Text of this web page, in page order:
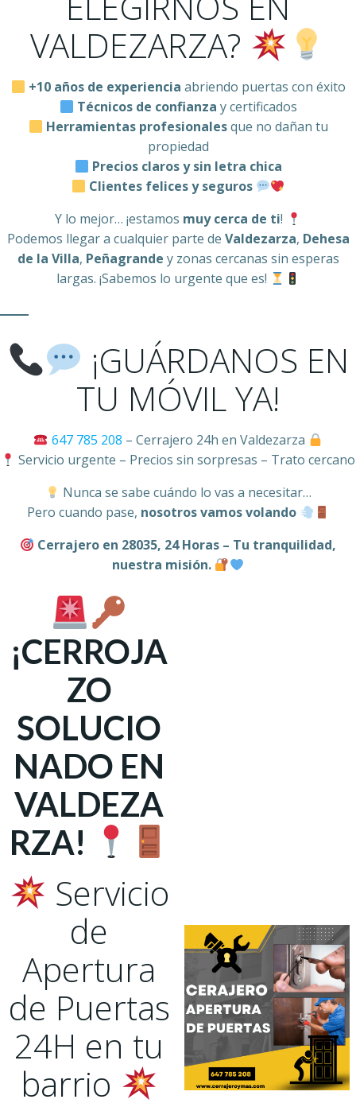
VALDEZARZA?
+10 años de experiencia abriendo puertas con éxito
Técnicos de confianza y certificados
Herramientas profesionalesque no dañan tu
propiedad
Precios claros y sin letra chica
Clientes felices y seguros
Y lo mejor… ¡estamos muy cerca de ti!
Podemos llegar a cualquier parte de Valdezarza, Dehesa
de la Villa, Peñagrande y zonas cercanas sin esperas
largas. ¡Sabemos lo urgente que es!
¡GUÁRDANOS EN
TU MÓVIL YA!
647 785 208 – Cerrajero 24h en Valdezarza
Servicio urgente – Precios sin sorpresas – Trato cercano
Nunca se sabe cuándo lo vas a necesitar…
Pero cuando pase, nosotros vamos volando
Cerrajero en 28035, 24 Horas – Tu tranquilidad,
nuestra misión.
¡CERROJA
ZO
SOLUCIO
NADO EN
VALDEZA
RZA!
Servicio
de
Apertura
de Puertas
24H en tu
barrio